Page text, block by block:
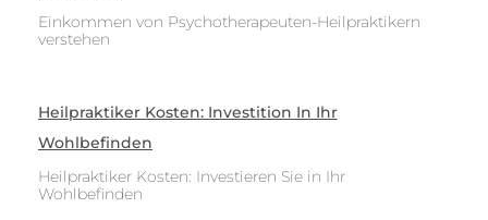
Einkommen von Psychotherapeuten-Heilpraktikern
verstehen
Heilpraktiker Kosten: Investition In Ihr
Wohlbefinden
Heilpraktiker Kosten: Investieren Sie in Ihr
Wohlbefinden